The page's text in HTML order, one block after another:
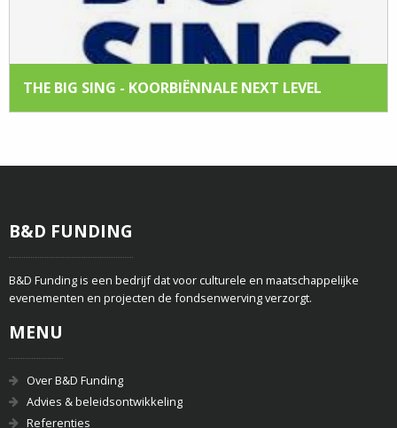
THE BIG SING - KOORBIËNNALE NEXT LEVEL
B&D FUNDING
B&D Funding is een bedrijf dat voor culturele en maatschappelijke
evenementen en projecten de fondsenwerving verzorgt.
MENU
Over B&D Funding
Advies & beleidsontwikkeling
Referenties